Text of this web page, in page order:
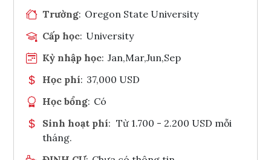
Trường: Oregon State University
Cấp học: University
Kỳ nhập học: Jan,Mar,Jun,Sep
Học phí: 37,000 USD
Học bổng: Có
Sinh hoạt phí: Từ 1.700 - 2.200 USD mỗi
tháng.